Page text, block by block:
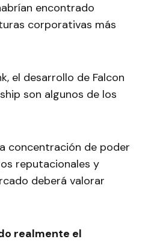
encontrado
corporativas más
el desarrollo de Falcon
son algunos de los
concentración de poder
reputacionales y
deberá valorar
realmente el